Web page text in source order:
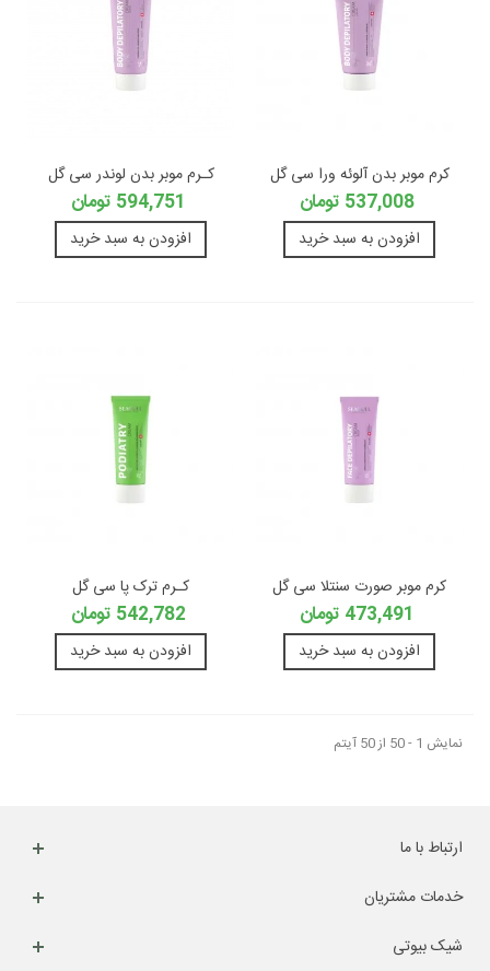
کرم موبر بدن آلوئه ورا سی گل
537,008 تومان
افزودن به سبد خرید
کـرم موبر بدن لوندر سی گل
594,751 تومان
افزودن به سبد خرید
کرم موبر صورت سنتلا سی گل
473,491 تومان
افزودن به سبد خرید
کـرم ترک پا سی گل
542,782 تومان
افزودن به سبد خرید
نمایش 1 - 50 از 50 آیتم
ارتباط با ما
خدمات مشتریان
شیک بیوتی